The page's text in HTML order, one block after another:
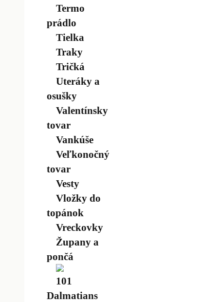
Termo
prádlo
Tielka
Traky
Tričká
Uteráky a
osušky
Valentínsky
tovar
Vankúše
Veľkonočný
tovar
Vesty
Vložky do
topánok
Vreckovky
Župany a
pončá
101
Dalmatians